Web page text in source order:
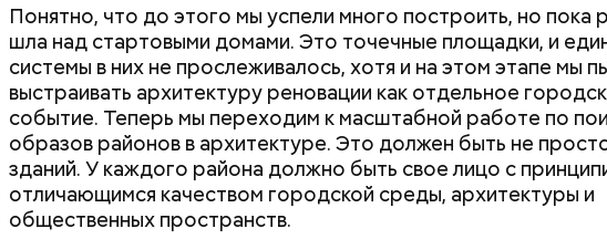
Понятно, что до этого мы успели много построить, но пока
шла над стартовыми домами. Это точечные площадки, и
системы в них не прослеживалось, хотя и на этом этапе мы
выстраивать архитектуру реновации как отдельное
событие. Теперь мы переходим к масштабной работе по
образов районов в архитектуре. Это должен быть не
зданий. У каждого района должно быть свое лицо с
отличающимся качеством городской среды, архитектуры и
общественных пространств.
Мы переходим к масштабной работе по поиску образов районов в